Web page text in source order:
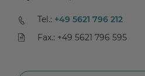
Tel.: +49 5621 796 212
Fax.: +49 5621 796 595